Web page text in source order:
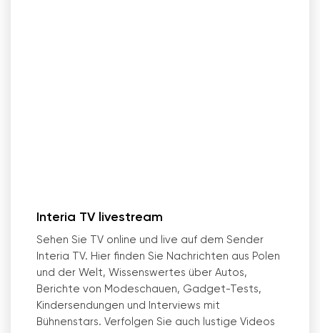
Interia TV livestream
Sehen Sie TV online und live auf dem Sender
Interia TV. Hier finden Sie Nachrichten aus Polen
und der Welt, Wissenswertes über Autos,
Berichte von Modeschauen, Gadget-Tests,
Kindersendungen und Interviews mit
Bühnenstars. Verfolgen Sie auch lustige Videos